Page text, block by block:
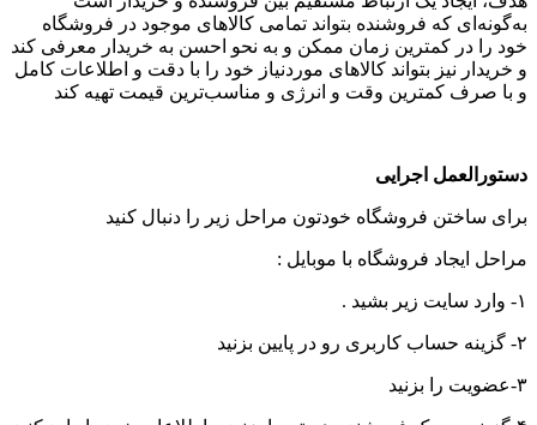
به‌گونه‌ای که فروشنده بتواند تمامی کالاهای موجود در فروشگاه
خود را در کمترین زمان ممکن و به نحو احسن به خریدار معرفی کند
و خریدار نیز بتواند کالاهای موردنیاز خود را با دقت و اطلاعات کامل
و با صرف کمترین وقت و انرژی و مناسب‌ترین قیمت تهیه کند
دستورالعمل اجرایی
برای ساختن فروشگاه خودتون مراحل زیر را دنبال کنید
مراحل ایجاد فروشگاه با موبایل :
۱- وارد سایت زیر بشید .
۲- گزینه حساب کاربری رو در پایین بزنید
۳-عضویت را بزنید